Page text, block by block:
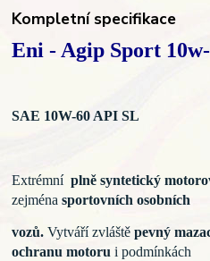
Kompletní specifikace
Eni - Agip Sport
SAE 10W-60 API SL
Extrémníplně syntetický
zejménasportovních osobních
vozů.Vytváří zvláštěpevný
ochranu motorui podmínkách